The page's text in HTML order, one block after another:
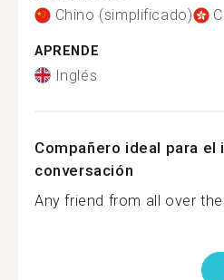
Chino (simplificado)
APRENDE
Inglés
Compañero ideal para el
conversación
Any friend from all over the